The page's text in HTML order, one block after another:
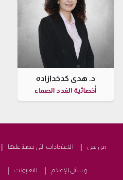
د. هدى كدخدازاده
أخصائية الغدد الصماء
من نحن الاعتمادات التي حصلنا عليها
وسائل الإعلام التعليمات